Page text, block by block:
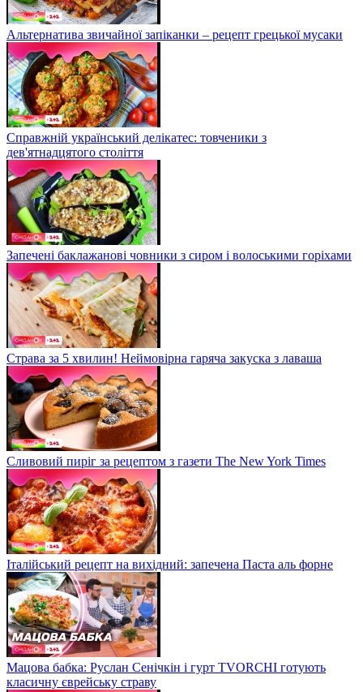
Альтернатива звичайної запіканки – рецепт грецької мусаки
Справжній український делікатес: товченики з
дев'ятнадцятого століття
Запечені баклажанові човники з сиром і волоськими горіхами
Страва за 5 хвилин! Неймовірна гаряча закуска з лаваша
Сливовий пиріг за рецептом з газети The New York Times
Італійський рецепт на вихідний: запечена Паста аль форне
Мацова бабка: Руслан Сенічкін і гурт TVORCHI готують
класичну єврейську страву